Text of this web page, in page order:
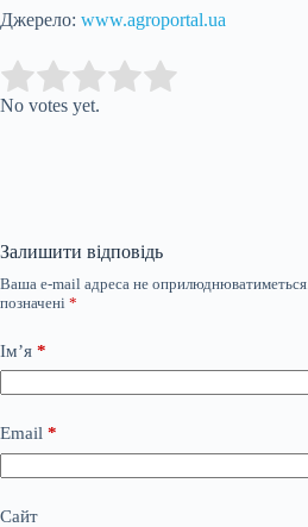
Джерело: www.agroportal.ua
Rate this item:
No votes yet.
Залишити відповідь
Ваша e-mail адреса не оприлюднюватиметься.
позначені *
Ім’я *
Email *
Сайт